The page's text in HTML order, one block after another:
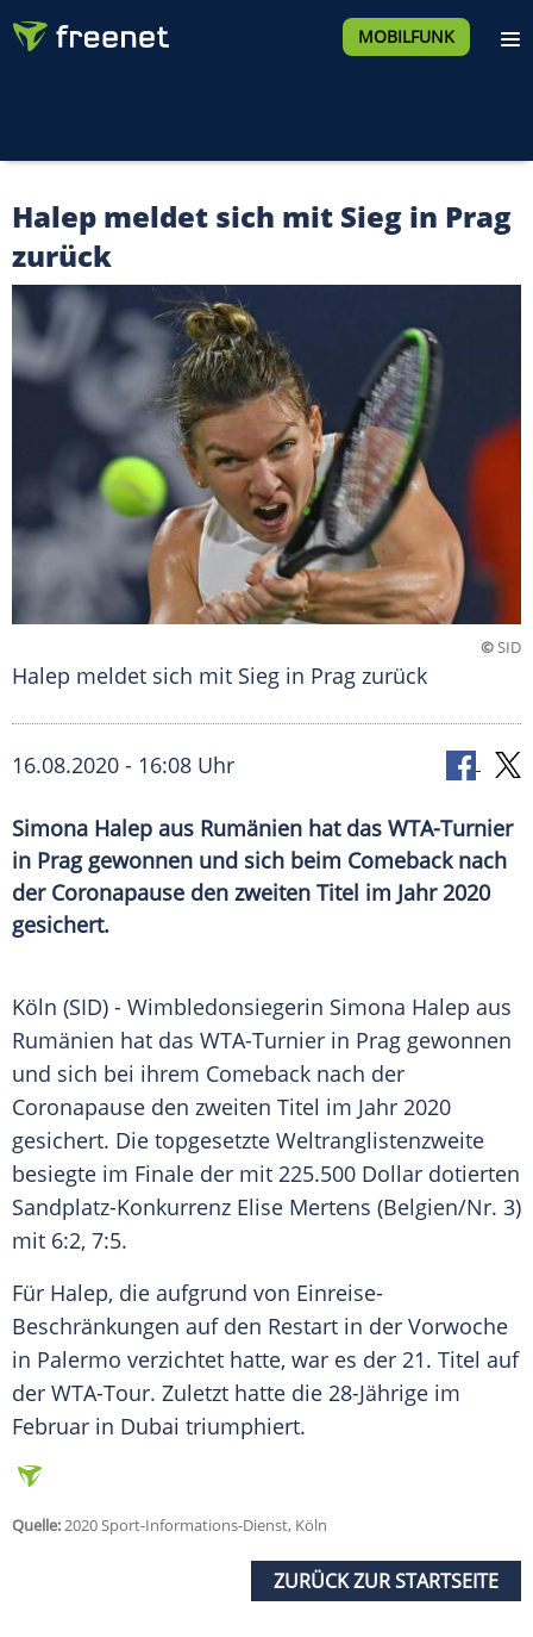
MOBILFUNK
Halep meldet sich mit Sieg in Prag
zurück
©SID
Halep meldet sich mit Sieg in Prag zurück
16.08.2020 - 16:08 Uhr
Simona Halep aus Rumänien hat das WTA-Turnier
in Prag gewonnen und sich beim Comeback nach
der Coronapause den zweiten Titel im Jahr 2020
gesichert.
Köln (SID) - Wimbledonsiegerin Simona Halep aus
Rumänien hat das WTA-Turnier in Prag gewonnen
und sich bei ihrem Comeback nach der
Coronapause den zweiten Titel im Jahr 2020
gesichert. Die topgesetzte Weltranglistenzweite
besiegte im Finale der mit 225.500 Dollar dotierten
Sandplatz-Konkurrenz Elise Mertens (Belgien/Nr. 3)
mit 6:2, 7:5.
Für Halep, die aufgrund von Einreise-
Beschränkungen auf den Restart in der Vorwoche
in Palermo verzichtet hatte, war es der 21. Titel auf
der WTA-Tour. Zuletzt hatte die 28-Jährige im
Februar in Dubai triumphiert.
Quelle:2020 Sport-Informations-Dienst, Köln
ZURÜCK ZUR STARTSEITE